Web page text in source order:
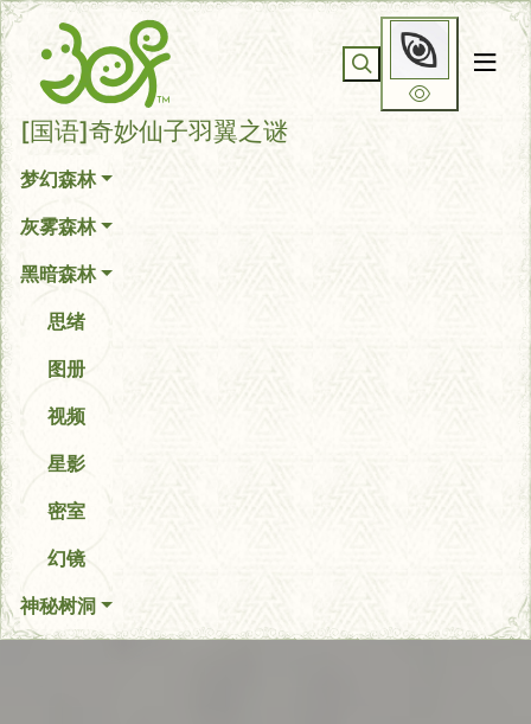
你无法看到我
[国语]奇妙仙子羽翼之谜
梦幻森林
灰雾森林
黑暗森林
思绪
图册
视频
星影
密室
幻镜
神秘树洞
[国语]奇妙仙子羽翼之谜